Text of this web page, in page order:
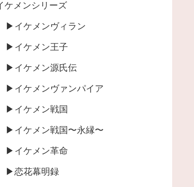
ケメンシリーズ
▶︎イケメンヴィラン
▶︎イケメン王子
▶︎イケメン源氏伝
▶︎イケメンヴァンパイア
▶︎イケメン戦国
▶︎イケメン戦国〜永縁〜
▶︎イケメン革命
▶︎恋花幕明録